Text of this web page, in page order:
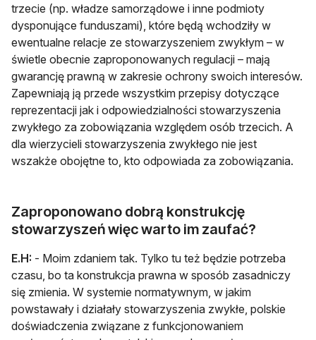
trzecie (np. władze samorządowe i inne podmioty
dysponujące funduszami), które będą wchodziły w
ewentualne relacje ze stowarzyszeniem zwykłym – w
świetle obecnie zaproponowanych regulacji – mają
gwarancję prawną w zakresie ochrony swoich interesów.
Zapewniają ją przede wszystkim przepisy dotyczące
reprezentacji jak i odpowiedzialności stowarzyszenia
zwykłego za zobowiązania względem osób trzecich. A
dla wierzycieli stowarzyszenia zwykłego nie jest
wszakże obojętne to, kto odpowiada za zobowiązania.
Zaproponowano dobrą konstrukcję
stowarzyszeń więc warto im zaufać?
E.H: - Moim zdaniem tak. Tylko tu też będzie potrzeba
czasu, bo ta konstrukcja prawna w sposób zasadniczy
się zmienia. W systemie normatywnym, w jakim
powstawały i działały stowarzyszenia zwykłe, polskie
doświadczenia związane z funkcjonowaniem